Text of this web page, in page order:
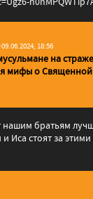
09.06.2024, 18:56
на
мифы о
нашим братьям
Иса стоят за